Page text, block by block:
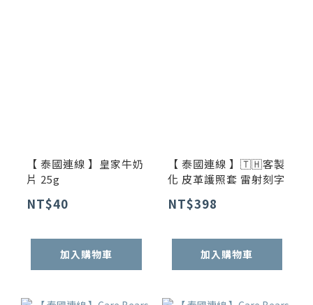
【 泰國連線 】皇家牛奶
片 25g
NT$40
加入購物車
【 泰國連線 】🇹🇭客製
化 皮革護照套 雷射刻字
NT$398
加入購物車